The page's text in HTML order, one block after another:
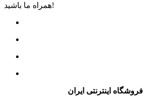
همراه ما باشید!
اینترنتی ایران